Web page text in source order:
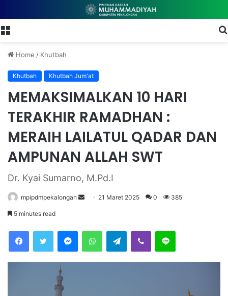
Home / Khutbah
Khutbah Khutbah Jum'at
MEMAKSIMALKAN 10 HARI
TERAKHIR RAMADHAN :
MERAIH LAILATUL QADAR DAN
AMPUNAN ALLAH SWT
Dr. Kyai Sumarno, M.Pd.I
mpipdmpekalongan 21 Maret 2025 0 385
5 minutes read
Telegram